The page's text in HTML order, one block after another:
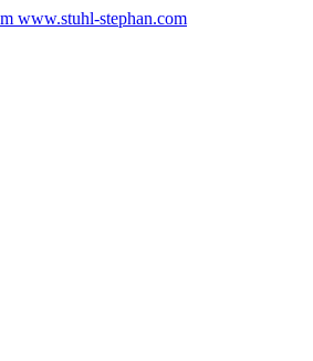
www.stuhl-stephan.com